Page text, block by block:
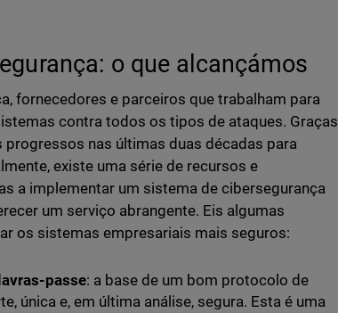
o que alcançámos
fornecedores e parceiros que trabalham para
contra todos os tipos de ataques. Graças
nas últimas duas décadas para
existe uma série de recursos e
a implementar um sistema de cibersegurança
um serviço abrangente. Eis algumas
os sistemas empresariais mais seguros:
passe: a base de um bom protocolo de
única e, em última análise, segura. Esta é uma